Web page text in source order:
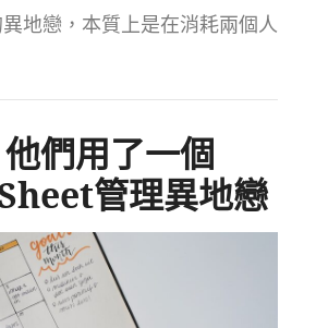
地戀，本質上是在消耗兩個人
們用了一個
管理異地戀